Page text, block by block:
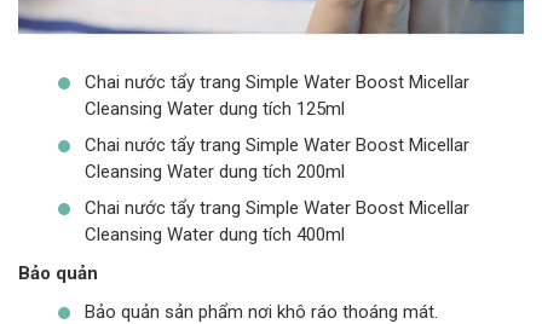
Chai nước tẩy trang Simple Water Boost Micellar
Cleansing Water dung tích 125ml
Chai nước tẩy trang Simple Water Boost Micellar
Cleansing Water dung tích 200ml
Chai nước tẩy trang Simple Water Boost Micellar
Cleansing Water dung tích 400ml
Bảo quản
Bảo quản sản phẩm nơi khô ráo thoáng mát.